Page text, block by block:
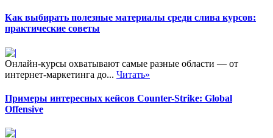
Как выбирать полезные материалы среди слива курсов:
практические советы
Онлайн-курсы охватывают самые разные области — от
интернет-маркетинга до... Читать»
Примеры интересных кейсов Counter-Strike: Global
Offensive